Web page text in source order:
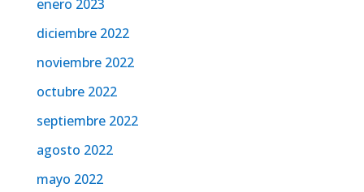
enero 2023
diciembre 2022
noviembre 2022
octubre 2022
septiembre 2022
agosto 2022
mayo 2022